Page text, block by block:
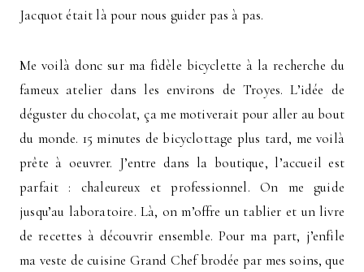
Jacquot était là pour nous guider pas à pas.
Me voilà donc sur ma fidèle bicyclette à la recherche du
fameux atelier dans les environs de Troyes. L’idée de
déguster du chocolat, ça me motiverait pour aller au bout
du monde. 15 minutes de bicyclottage plus tard, me voilà
prête à oeuvrer. J’entre dans la boutique, l’accueil est
parfait : chaleureux et professionnel. On me guide
jusqu’au laboratoire. Là, on m’offre un tablier et un livre
de recettes à découvrir ensemble. Pour ma part, j’enfile
ma veste de cuisine Grand Chef brodée par mes soins, que